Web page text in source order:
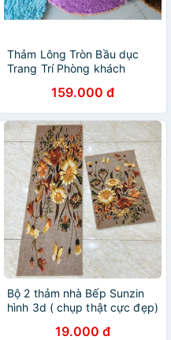
Thảm Lông Tròn Bầu dục
Trang Trí Phòng khách
Trang trí chụp ảnh chùi chân
Sunzin
159.000 đ
Bộ 2 thảm nhà Bếp Sunzin
hình 3d ( chụp thật cực đẹp)
19.000 đ